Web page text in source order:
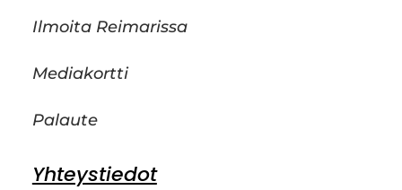
Ilmoita Reimarissa
Mediakortti
Palaute
Yhteystiedot